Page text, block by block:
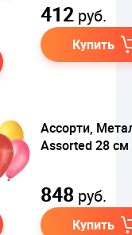
412 руб.
Купить
Ассорти,
Assorted 28 см
848 руб.
Купить